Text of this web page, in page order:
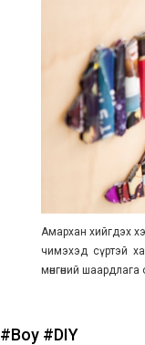
Амархан хийгдэх
чимэхэд сүртэй
мөнгөний шаардлага
#Boy #DIY